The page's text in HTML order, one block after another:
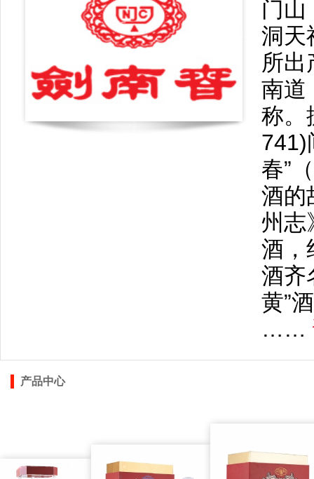
门山
洞天
所出
南道
称。
741)
春”
酒的
州志
酒，
酒齐
黄”
……
产品中心